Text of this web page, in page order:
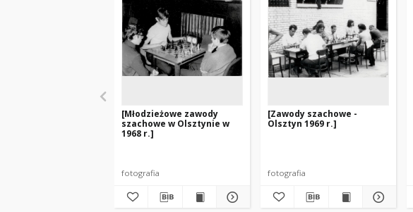
[Młodzieżowe zawody
szachowe w Olsztynie w
1968 r.]
fotografia
[Zawody szachowe -
Olsztyn 1969 r.]
fotografia